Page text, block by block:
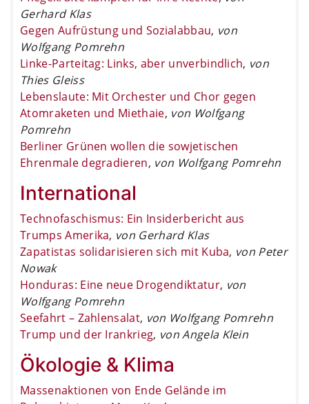
Gerhard Klas
Gegen Aufrüstung und Sozialabbau, von
Wolfgang Pomrehn
Linke-Parteitag: Links, aber unverbindlich, von
Thies Gleiss
Lebenslaute: Mit Orchester und Chor gegen
Atomraketen und Miethaie, von Wolfgang
Pomrehn
Berliner Grünen wollen die sowjetischen
Ehrenmale degradieren, von Wolfgang Pomrehn
International
Technofaschismus: Ein Insiderbericht aus
Trumps Amerika, von Gerhard Klas
Zapatistas solidarisieren sich mit Kuba, von Peter
Nowak
Honduras: Eine neue Drogendiktatur, von
Wolfgang Pomrehn
Seefahrt – Zahlensalat, von Wolfgang Pomrehn
Trump und der Irankrieg, von Angela Klein
Ökologie & Klima
Massenaktionen von Ende Gelände im